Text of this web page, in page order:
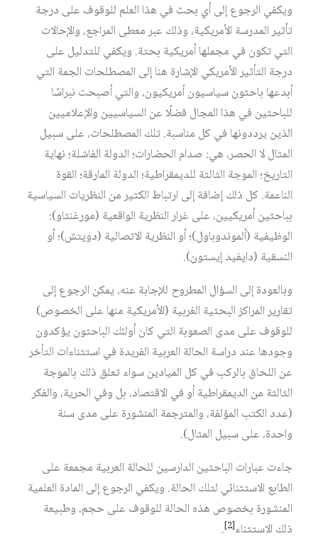
ويكفي الرجوع إلى أي بحث في هذا العلم للوقوف على درجة
تأثير المدرسة الأمريكية، وذلك عبر معطى المراجع، والإحالات
التي تكون في مجملها أمريكية بحتة. ويكفي للتدليل على
درجة التأثير الأمريكي الإشارة هنا إلى المصطلحات الجمة التي
أبدعها باحثون سياسيون أمريكيون، والتي أصبحت نبراسًا
للباحثين في هذا المجال فضلًا عن السياسيين والإعلاميين
الذين يرددونها في كل مناسبة. تلك المصطلحات، على سبيل
المثال لا الحصر، هي: صدام الحضارات؛ الدولة الفاشلة؛ نهاية
التاريخ؛ الموجة الثالثة للديمقراطية؛ الدولة المارقة؛ القوة
الناعمة. كل ذلك إضافة إلى ارتباط الكثير من النظريات السياسية
بباحثين أمريكيين، على غرار النظرية الواقعية (مورغنثاو):
الوظيفية (ألموندوباول)؛ أو النظرية الاتصالية (دويتش)؛ أو
النسقية (دايفيد إيستون).
وبالعودة إلى السؤال المطروح للإجابة عنه، يمكن الرجوع إلى
تقارير المراكز البحثية الغربية (الأمريكية منها على الخصوص)
للوقوف على مدى الصعوبة التي كان أولئك الباحثون يؤكدون
وجودها عند دراسة الحالة العربية الفريدة في استثناءات التأخر
عن اللحاق بالركب في كل الميادين سواء تعلق ذلك بالموجة
الثالثة من الديمقراطية أو في الاقتصاد، بل وفي الحرية، والفكر
(عدد الكتب المؤلفة، والمترجمة المنشورة على مدى سنة
واحدة، على سبيل المثال).
جاءت عبارات الباحثين الدارسين للحالة العربية مجمعة على
الطابع الاستثنائي لتلك الحالة. ويكفي الرجوع إلى المادة العلمية
المنشورة بخصوص هذه الحالة للوقوف على حجم، وطبيعة
ذلك الاستثناء[2]
.